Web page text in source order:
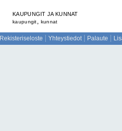
KAUPUNGIT JA KUNNAT
kaupungit kunnat
Rekisteriseloste Yhteystiedot Palaute